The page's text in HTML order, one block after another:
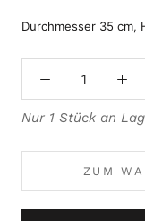
Durchmesser 35 cm,
Nur 1 Stück an
ZUM